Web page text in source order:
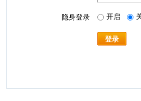
隐身登录 开启
登录